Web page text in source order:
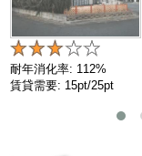
耐年消化率: 112%
賃貸需要: 15pt/25pt